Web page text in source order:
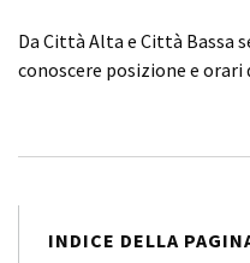
Da Città Alta e Città Bassa
conoscere posizione e
INDICE DELLA